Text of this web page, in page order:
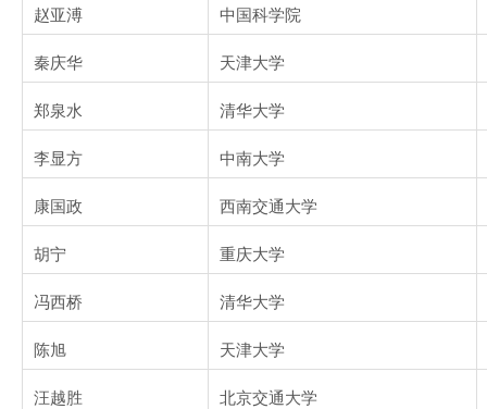
赵亚溥 中国科学院
秦庆华 天津大学
郑泉水 清华大学
李显方 中南大学
康国政 西南交通大学
胡宁 重庆大学
冯西桥 清华大学
陈旭 天津大学
汪越胜 北京交通大学